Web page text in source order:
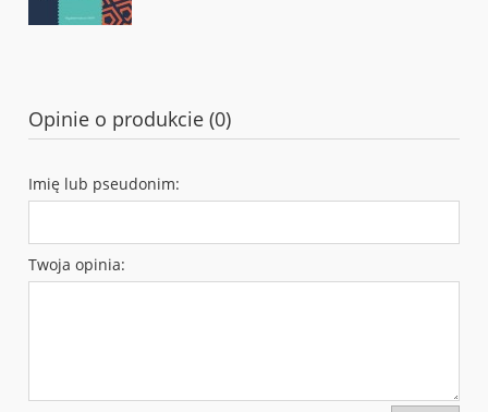
Opinie o produkcie (0)
Imię lub pseudonim:
Twoja opinia: